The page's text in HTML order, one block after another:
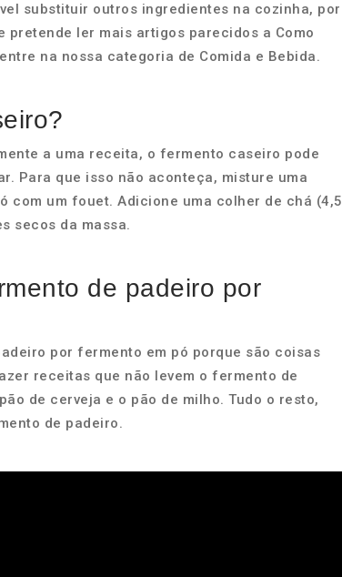
substituir outros ingredientes na cozinha, por
ler mais artigos parecidos a Como
na nossa categoria de Comida e Bebida.
a uma receita, o fermento caseiro pode
Para que isso não aconteça, misture uma
com um fouet. Adicione uma colher de chá (4,5
secos da massa.
de padeiro por
por fermento em pó porque são coisas
receitas que não levem o fermento de
de cerveja e o pão de milho. Tudo o resto,
de padeiro.